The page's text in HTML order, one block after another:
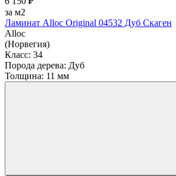
за м2
Ламинат Alloc Original 04532 Дуб Скаген
Alloc
(Норвегия)
Класс: 34
Порода дерева: Дуб
Толщина: 11 мм